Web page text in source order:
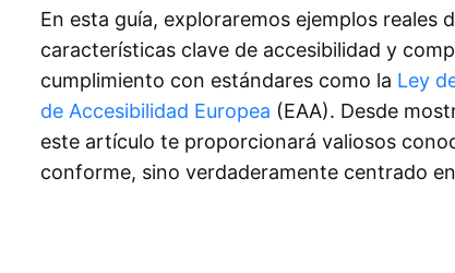
En esta guía, exploraremos ejemplos reales
características clave de accesibilidad y
cumplimiento con estándares como la Ley
de Accesibilidad Europea (EAA). Desde
este artículo te proporcionará valiosos
conforme, sino verdaderamente centrado